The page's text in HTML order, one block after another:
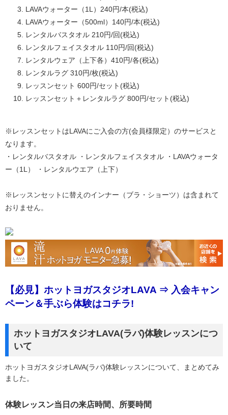
LAVAウォーター（1L）240円/本(税込)
LAVAウォーター（500ml）140円/本(税込)
レンタルバスタオル 210円/回(税込)
レンタルフェイスタオル 110円/回(税込)
レンタルウェア（上下各）410円/各(税込)
レンタルラグ 310円/枚(税込)
レッスンセット 600円/セット(税込)
レッスンセット＋レンタルラグ 800円/セット(税込)
※レッスンセットはLAVAにご入会の方(会員様限定）のサービスと
なります。
・レンタルバスタオル ・レンタルフェイスタオル ・LAVAウォータ
ー（1L） ・レンタルウエア（上下）
※レッスンセットに替えのインナー（ブラ・ショーツ）は含まれて
おりません。
【必見】ホットヨガスタジオLAVA ⇒ 入会キャン
ペーン＆手ぶら体験はコチラ!
ホットヨガスタジオLAVA(ラバ)体験レッスンにつ
いて
ホットヨガスタジオLAVA(ラバ)体験レッスンについて、まとめてみ
ました。
体験レッスン当日の来店時間、所要時間